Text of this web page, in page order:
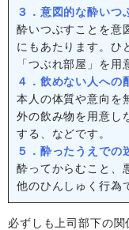
３．意図的な酔いつ
酔いつぶすことを意
にもあたります。ひ
「つぶれ部屋」を用
４．飲めない人への
本人の体質や意向を
外の飲み物を用意し
する、などです。
５．酔ったうえでの
酔ってからむこと、
他のひんしゅく行為
必ずしも上司部下の